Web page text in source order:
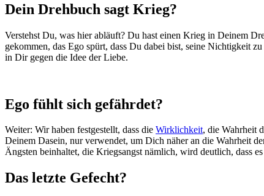
Dein Drehbuch sagt Krieg?
Verstehst Du, was hier abläuft? Du hast einen Krieg in Deinem
gekommen, das Ego spürt, dass Du dabei bist, seine Nichtigkeit zu
in Dir gegen die Idee der Liebe.
Ego fühlt sich gefährdet?
Weiter: Wir haben festgestellt, dass die Wirklichkeit, die Wahrheit
Deinem Dasein, nur verwendet, um Dich näher an die Wahrheit
Ängsten beinhaltet, die Kriegsangst nämlich, wird deutlich, dass
Das letzte Gefecht?